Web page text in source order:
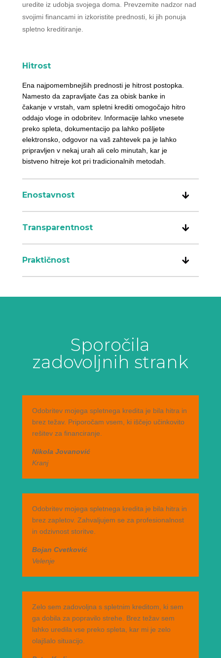
uredite iz udobja svojega doma. Prevzemite nadzor nad
svojimi financami in izkoristite prednosti, ki jih ponuja
spletno kreditiranje.
Hitrost
Ena najpomembnejših prednosti je hitrost postopka.
Namesto da zapravljate čas za obisk banke in
čakanje v vrstah, vam spletni krediti omogočajo hitro
oddajo vloge in odobritev. Informacije lahko vnesete
preko spleta, dokumentacijo pa lahko pošljete
elektronsko, odgovor na vaš zahtevek pa je lahko
pripravljen v nekaj urah ali celo minutah, kar je
bistveno hitreje kot pri tradicionalnih metodah.
Enostavnost
Transparentnost
Praktičnost
Sporočila
zadovoljnih strank
Odobritev mojega spletnega kredita je bila hitra in
brez težav. Priporočam vsem, ki iščejo učinkovito
rešitev za financiranje.
Nikola Jovanović
Kranj
Odobritev mojega spletnega kredita je bila hitra in
brez zapletov. Zahvaljujem se za profesionalnost
in odzivnost storitve.
Bojan Cvetković
Velenje
Zelo sem zadovoljna s spletnim kreditom, ki sem
ga dobila za popravilo strehe. Brez težav sem
lahko uredila vse preko spleta, kar mi je zelo
olajšalo situacijo.